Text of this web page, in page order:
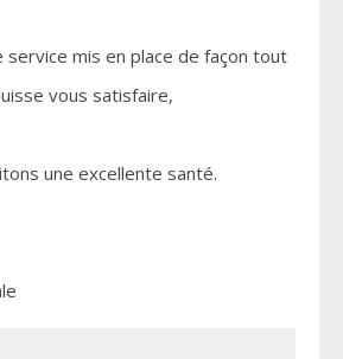
service mis en place de façon tout
vous satisfaire,
une excellente santé.